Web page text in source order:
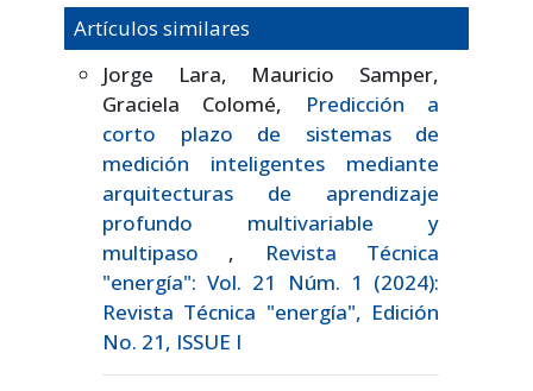
Artículos similares
Jorge Lara, Mauricio Samper,
Graciela Colomé,
Predicción a
corto plazo de sistemas de
medición inteligentes mediante
arquitecturas de aprendizaje
profundo multivariable y
multipaso ,
Revista Técnica
"energía": Vol. 21 Núm. 1 (2024):
Revista Técnica "energía", Edición
No. 21, ISSUE I